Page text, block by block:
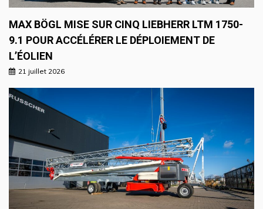
MAX BÖGL MISE SUR CINQ LIEBHERR LTM 1750-
9.1 POUR ACCÉLÉRER LE DÉPLOIEMENT DE
L’ÉOLIEN
21 juillet 2026